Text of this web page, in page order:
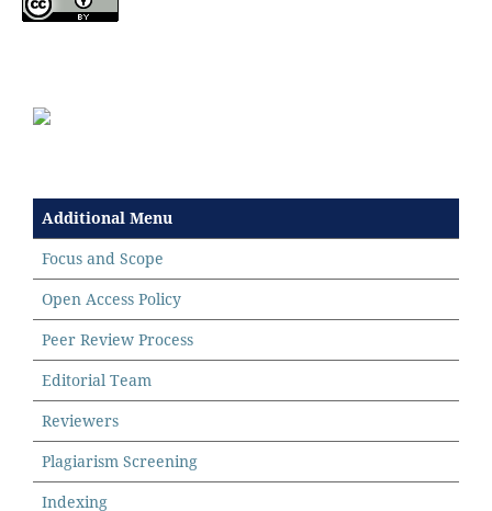
Additional Menu
Focus and Scope
Open Access Policy
Peer Review Process
Editorial Team
Reviewers
Plagiarism Screening
Indexing